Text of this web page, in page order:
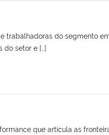
trabalhadoras do segmento
do setor e […]
que articula as